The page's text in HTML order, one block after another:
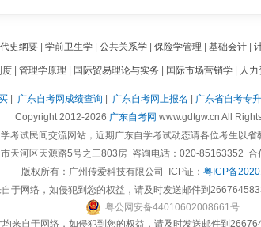
史纲要| 学前卫生学| 公共关系学| 保险学管理 基础会计|
度| 管理学原理 国际贸易理论与实务 国际市场营销学| 人
广东自考网成绩查询 广东自考网上报名 广东省自考专
Copyright 2012-2026 广东自考网 www.gdtgw.cn All
考试民间交流网站，近期广东自学考试动态请各位考生以省
天河区天源路5号之三803房 咨询电话：020-85163352
版权所有： 广州传爱科技有限公司 ICP证： 粤ICP备
于网络，如侵犯到您的权益，请及时发送邮件到
粤公网安备44010602008661号
来自于网络，如侵犯到您的权益，请及时发送邮件到